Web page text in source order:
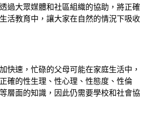
過大眾媒體和社區組織的協助，將正確
活教育中，讓大家在自然的情況下吸收
快速，忙碌的父母可能在家庭生活中，
確的性生理、性心理、性態度、性倫
層面的知識，因此仍需要學校和社會協